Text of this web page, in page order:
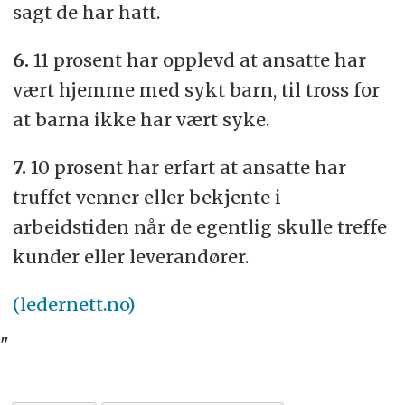
sagt de har hatt.
6. 11 prosent har opplevd at ansatte har
vært hjemme med sykt barn, til tross for
at barna ikke har vært syke.
7. 10 prosent har erfart at ansatte har
truffet venner eller bekjente i
arbeidstiden når de egentlig skulle treffe
kunder eller leverandører.
(ledernett.no)
"